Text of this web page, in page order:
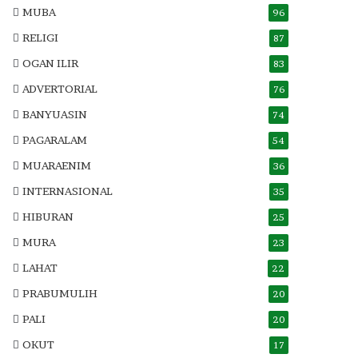
MUBA 96
RELIGI 87
OGAN ILIR 83
ADVERTORIAL 76
BANYUASIN 74
PAGARALAM 54
MUARAENIM 36
INTERNASIONAL 35
HIBURAN 25
MURA 23
LAHAT 22
PRABUMULIH 20
PALI 20
OKUT 17